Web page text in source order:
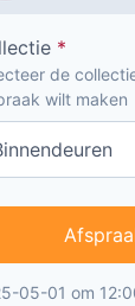
*
de
wilt maken
05-01 om